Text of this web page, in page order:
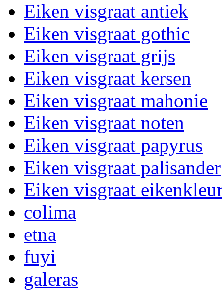
Eiken visgraat antiek
Eiken visgraat gothic
Eiken visgraat grijs
Eiken visgraat kersen
Eiken visgraat mahonie
Eiken visgraat noten
Eiken visgraat papyrus
Eiken visgraat palisander
Eiken visgraat
colima
etna
fuyi
galeras